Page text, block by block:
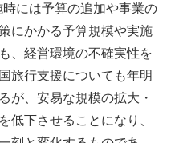
には予算の追加や事業の
にかかる予算規模や実施
、経営環境の不確実性を
旅行支援についても年明
が、安易な規模の拡大・
低下させることになり、